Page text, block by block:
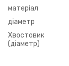
матеріал
діаметр
Хвостовик
(діаметр)